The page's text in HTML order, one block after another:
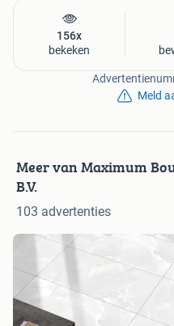
156x
bekeken
Meld
Meer van Maximum
B.V.
103 advertenties